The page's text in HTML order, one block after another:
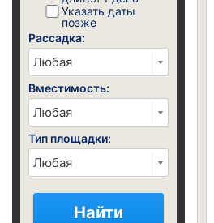
Указать даты
позже
Рассадка:
Вместимость:
Тип площадки:
Найти